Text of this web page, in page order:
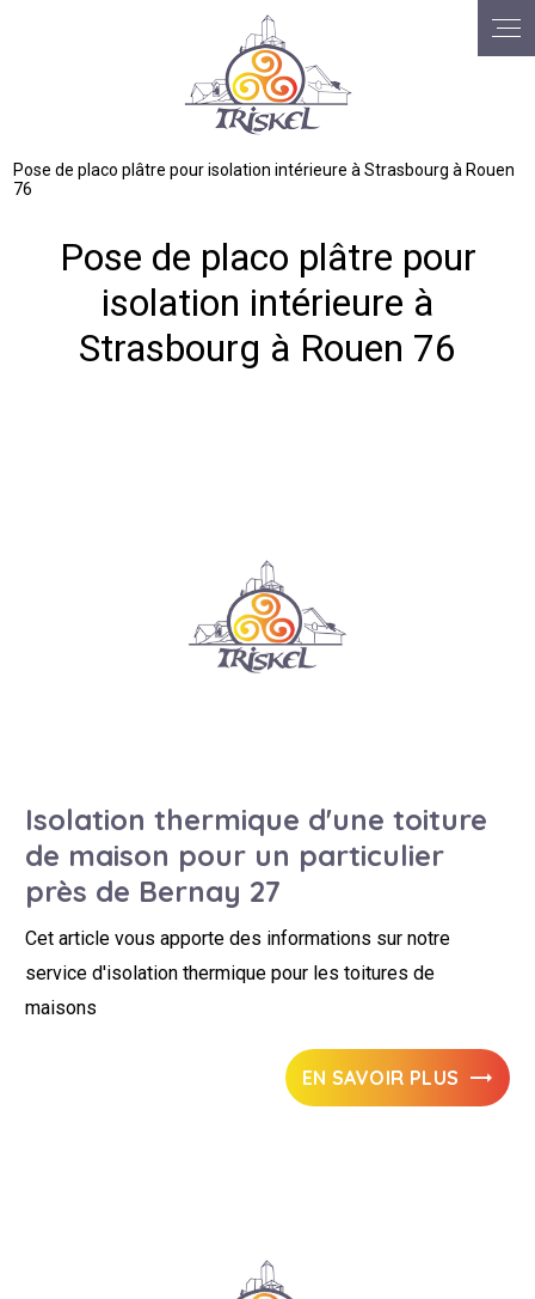
Pose de placo plâtre pour isolation intérieure à Strasbourg à Rouen
76
Pose de placo plâtre pour
isolation intérieure à
Strasbourg à Rouen 76
Isolation thermique d'une toiture
de maison pour un particulier
près de Bernay 27
Cet article vous apporte des informations sur notre
service d'isolation thermique pour les toitures de
maisons
EN SAVOIR PLUS
Panneau de gestion des cookies